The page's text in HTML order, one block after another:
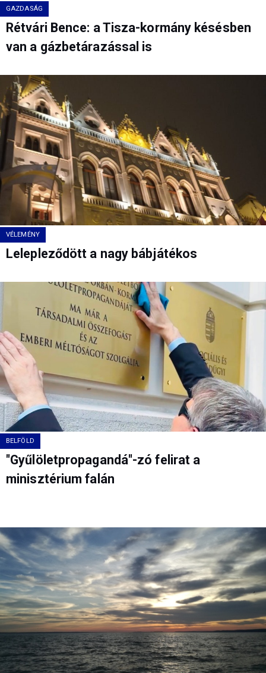
GAZDASÁG
Rétvári Bence: a Tisza-kormány késésben
van a gázbetárazással is
VÉLEMÉNY
Lelepleződött a nagy bábjátékos
BELFÖLD
"Gyűlöletpropagandá"-zó felirat a
minisztérium falán